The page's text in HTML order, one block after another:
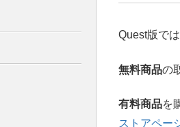
Quest版では
無料商品の
有料商品を
ストアペー